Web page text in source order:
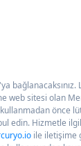
web sitesi olan
kullanmadan önce
edin. Hizmetle
ile iletişime